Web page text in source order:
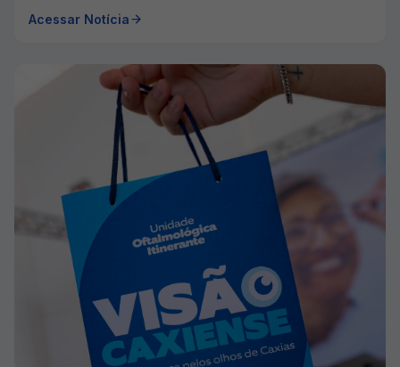
Acessar Notícia